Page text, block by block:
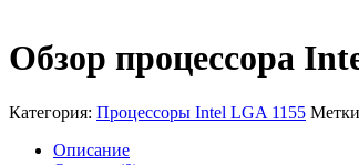
Обзор процессора
Категория: Процессоры Intel LGA 1155
Описание